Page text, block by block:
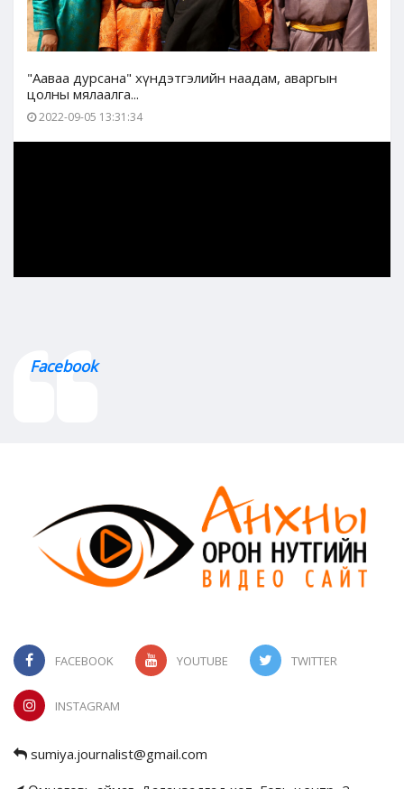
"Ааваа дурсана" хүндэтгэлийн наадам, аваргын
цолны мялаалга...
2022-09-05 13:31:34
Facebook
FACEBOOK YOUTUBE TWITTER
INSTAGRAM
sumiya.journalist@gmail.com